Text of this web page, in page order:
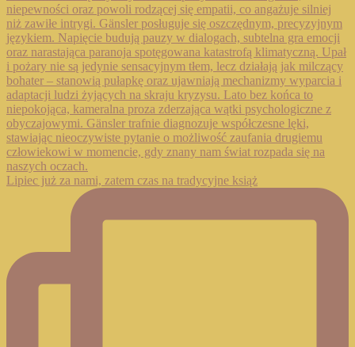
Lipiec już za nami, zatem czas na tradycyjne książ